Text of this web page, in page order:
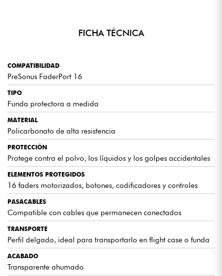
FICHA TÉCNICA
COMPATIBILIDAD
PreSonus FaderPort 16
TIPO
Funda protectora a medida
MATERIAL
Policarbonato de alta resistencia
PROTECCIÓN
Protege contra el polvo, los líquidos y los golpes accidentales
ELEMENTOS PROTEGIDOS
16 faders motorizados, botones, codificadores y controles
PASACABLES
Compatible con cables que permanecen conectados
TRANSPORTE
Perfil delgado, ideal para transportarlo en flight case o funda
ACABADO
Transparente ahumado